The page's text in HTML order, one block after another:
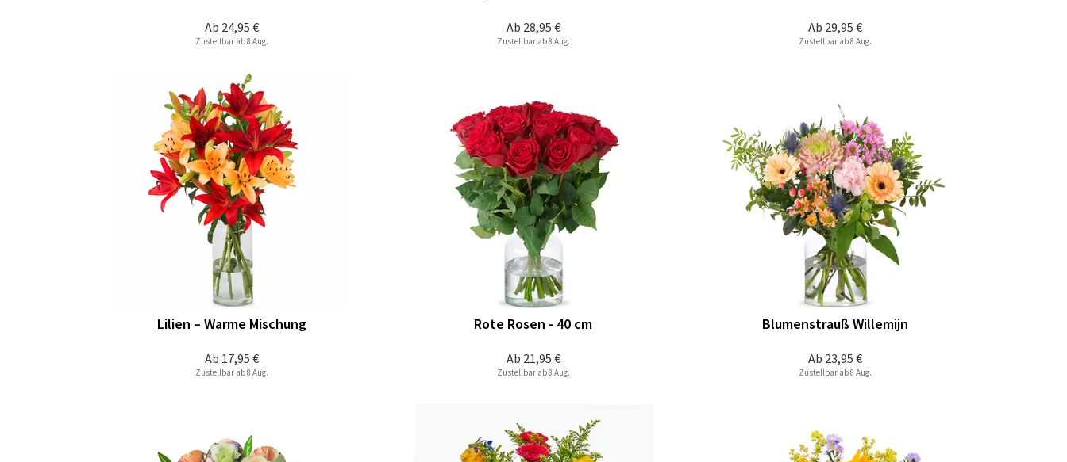
Ab 24,95 €
Zustellbar ab 8 Aug.
Ab 28,95 €
Zustellbar ab 8 Aug.
Ab 29,95 €
Zustellbar ab 8 Aug.
Ab 17,95 €
Lilien – Warme Mischung
Zustellbar ab 8 Aug.
Ab 21,95 €
Rote Rosen - 40 cm
Zustellbar ab 8 Aug.
Ab 23,95 €
Blumenstrauß Willemijn
Zustellbar ab 8 Aug.